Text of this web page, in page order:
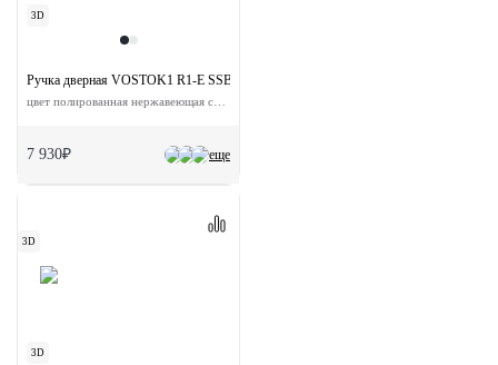
3D
еще
Ручка дверная VOSTOK1 R1-E SSB на круглой розетке
7 930₽
3D
3D